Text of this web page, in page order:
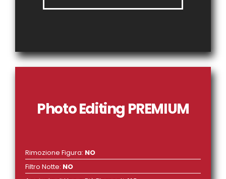
Photo Editing PREMIUM
Rimozione Figura: NO
Filtro Notte: NO